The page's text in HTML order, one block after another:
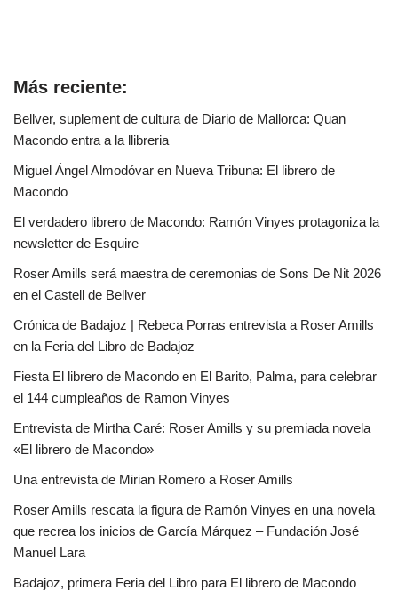
Más reciente:
Bellver, suplement de cultura de Diario de Mallorca: Quan
Macondo entra a la llibreria
Miguel Ángel Almodóvar en Nueva Tribuna: El librero de
Macondo
El verdadero librero de Macondo: Ramón Vinyes protagoniza la
newsletter de Esquire
Roser Amills será maestra de ceremonias de Sons De Nit 2026
en el Castell de Bellver
Crónica de Badajoz | Rebeca Porras entrevista a Roser Amills
en la Feria del Libro de Badajoz
Fiesta El librero de Macondo en El Barito, Palma, para celebrar
el 144 cumpleaños de Ramon Vinyes
Entrevista de Mirtha Caré: Roser Amills y su premiada novela
«El librero de Macondo»
Una entrevista de Mirian Romero a Roser Amills
Roser Amills rescata la figura de Ramón Vinyes en una novela
que recrea los inicios de García Márquez – Fundación José
Manuel Lara
Badajoz, primera Feria del Libro para El librero de Macondo